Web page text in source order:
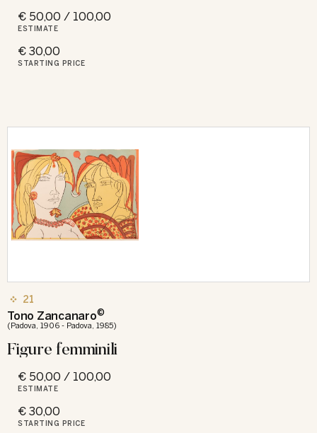
€ 50,00 / 100,00
ESTIMATE
€ 30,00
STARTING PRICE
21
Tono Zancanaro©
(Padova, 1906 - Padova, 1985)
Figure femminili
€ 50,00 / 100,00
ESTIMATE
€ 30,00
STARTING PRICE